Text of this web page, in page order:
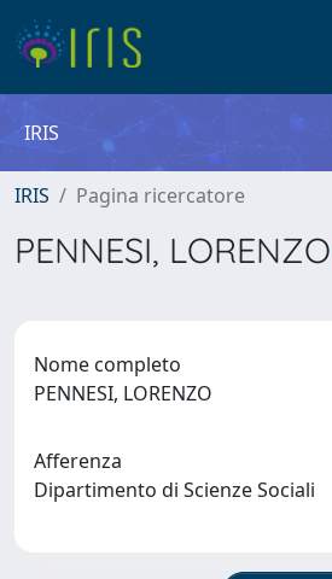
IRIS
IRIS Pagina ricercatore
PENNESI, LORENZO
Nome completo
PENNESI, LORENZO
Afferenza
Dipartimento di Scienze Sociali